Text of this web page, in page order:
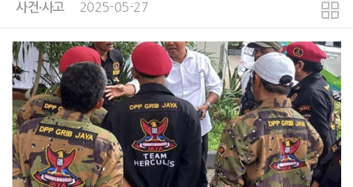
사건∙사고 2025-05-27
본문